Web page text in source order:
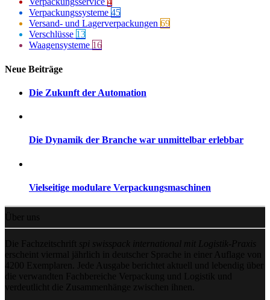
Verpackungssysteme 45
Versand- und Lagerverpackungen 69
Verschlüsse 13
Waagensysteme 16
Neue Beiträge
Die Zukunft der Automation
Die Dynamik der Branche war unmittelbar erlebbar
Vielseitige modulare Verpackungsmaschinen
Über uns
Die Fachzeitschrift
spi swisspack international mit Logistik-Praxis
erscheint viermal jährlich in deutscher Sprache in einer Auflage von
4200 Exemplaren. Jede Ausgabe berichtet aktuell und lebendig über
die verwandten Fachbereiche Verpackung und Logistik und
verdeutlicht die Zusammenhänge zwischen ihnen.